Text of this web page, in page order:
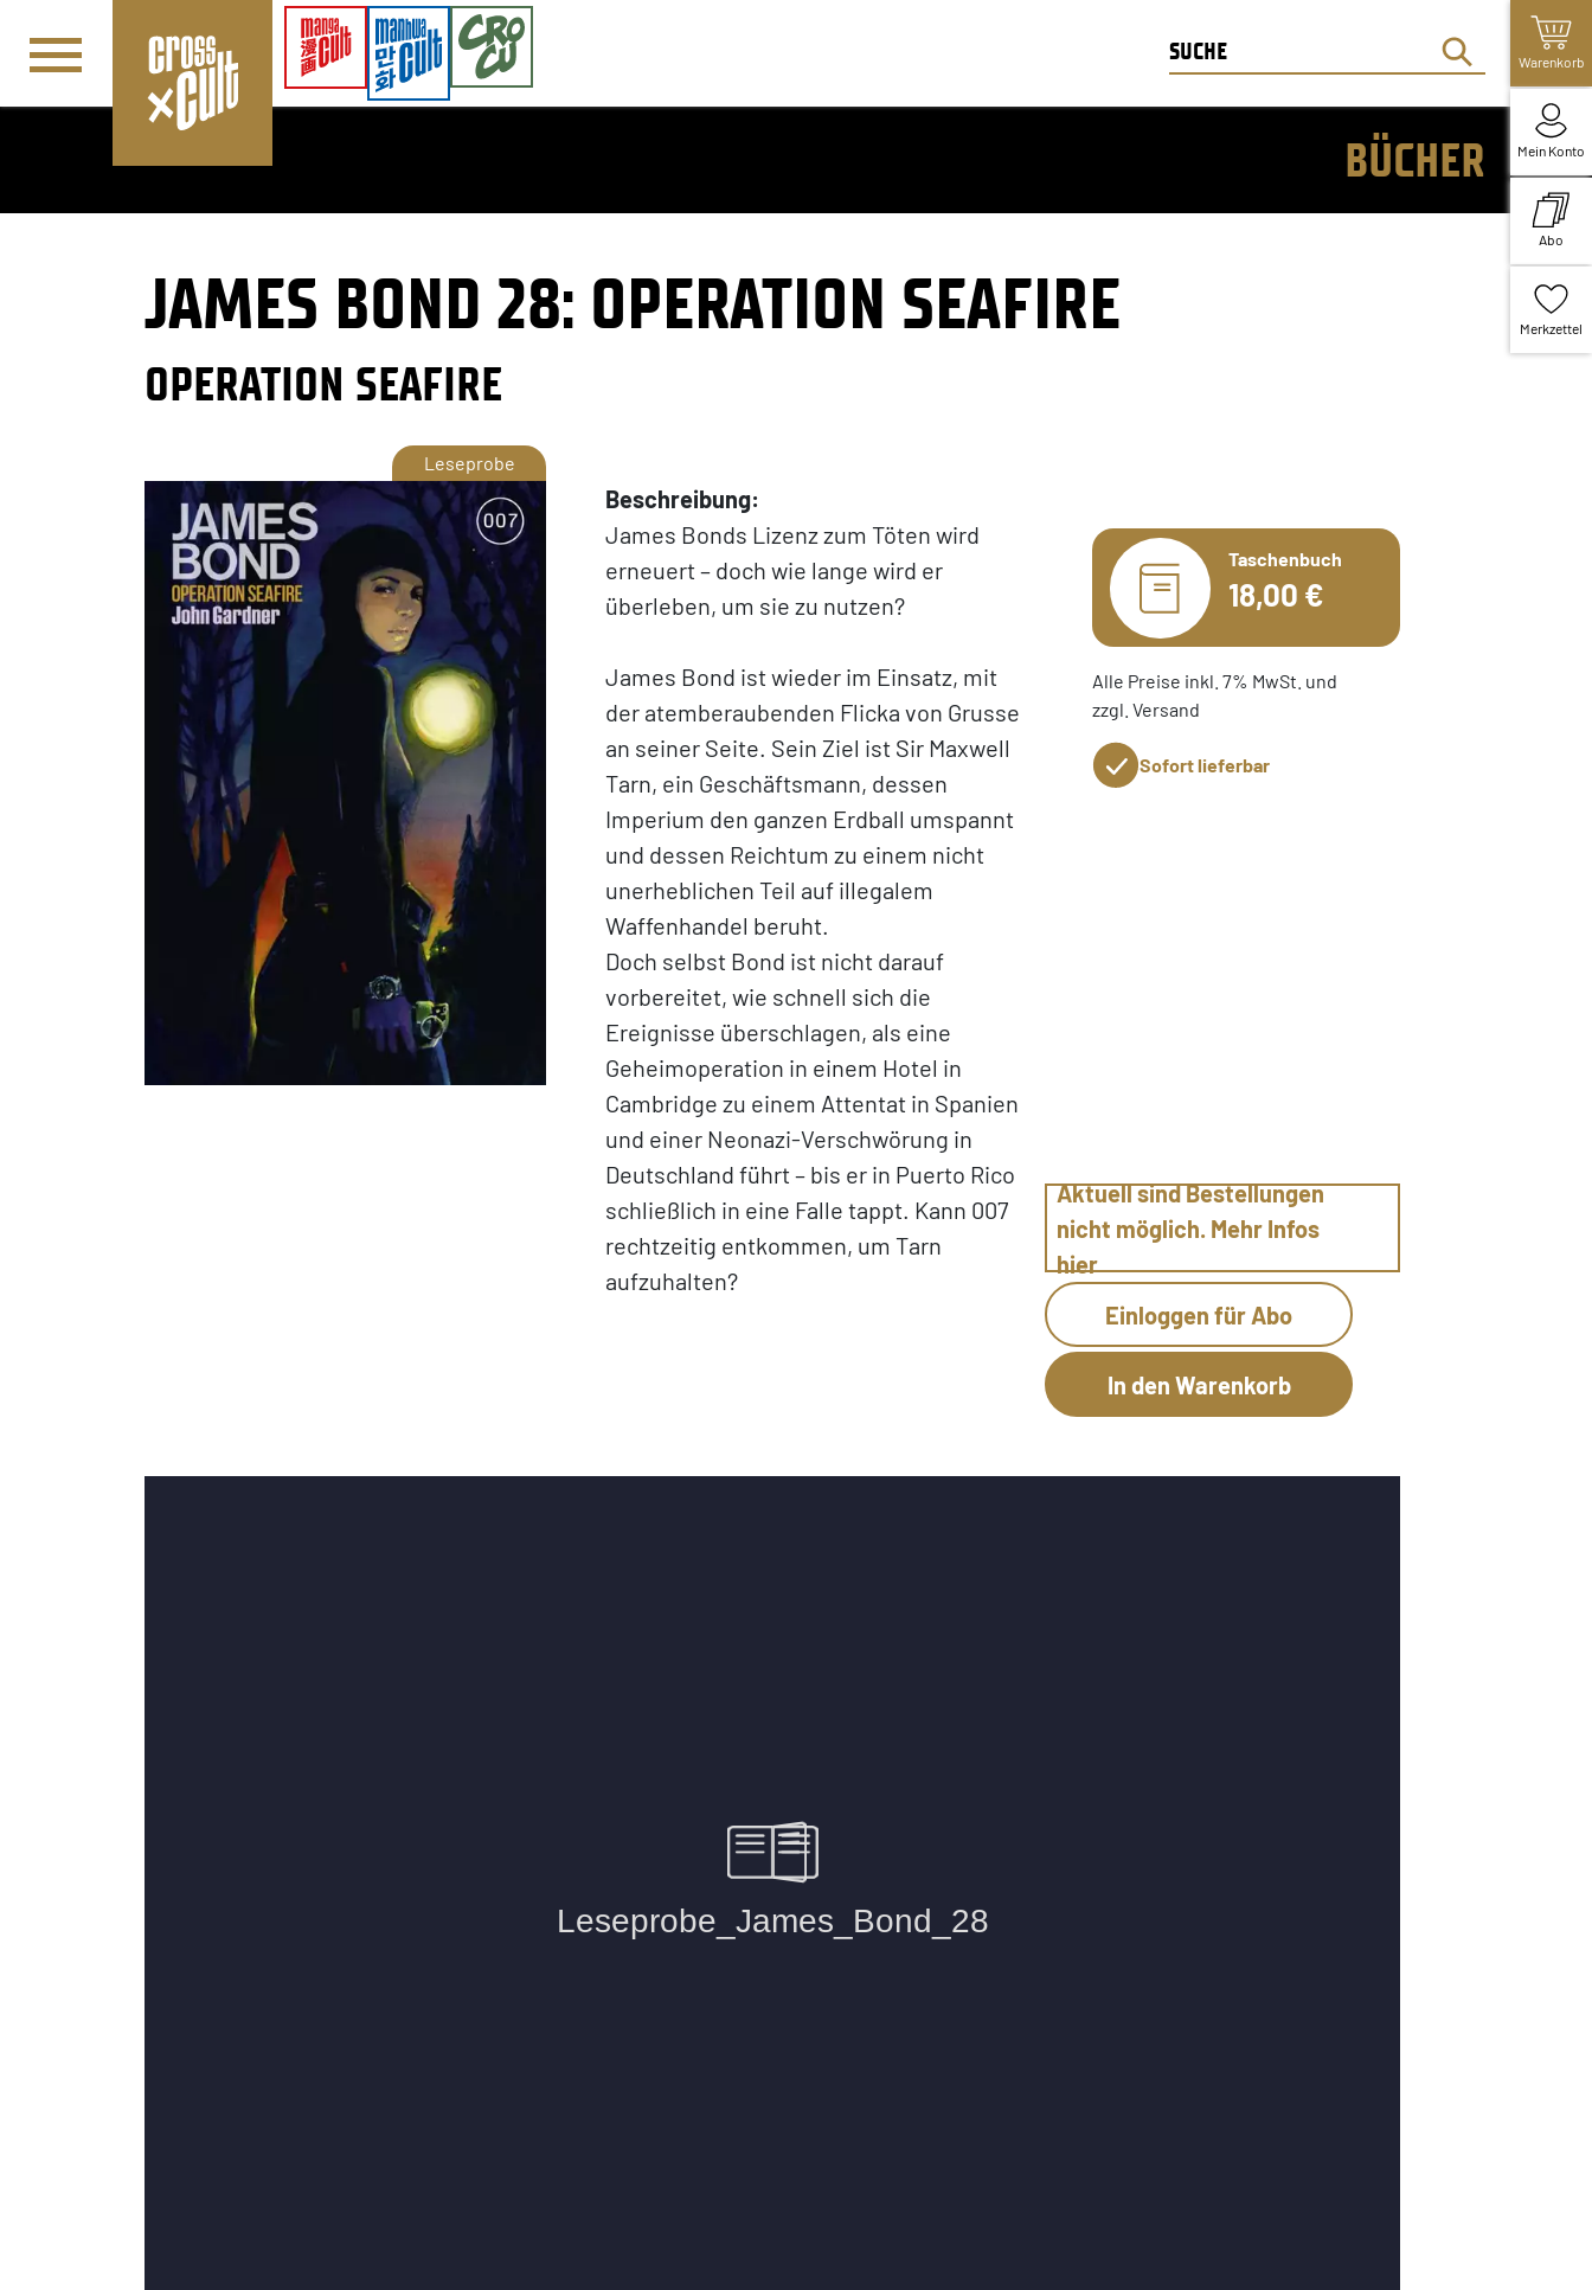
Warenkorb
Mein Konto
Abo
Merkzettel
BÜCHER
JAMES BOND 28: OPERATION SEAFIRE
OPERATION SEAFIRE
Leseprobe
Beschreibung:
James Bonds Lizenz zum Töten wird
erneuert – doch wie lange wird er
überleben, um sie zu nutzen?
James Bond ist wieder im Einsatz, mit
der atemberaubenden Flicka von Grusse
an seiner Seite. Sein Ziel ist Sir Maxwell
Tarn, ein Geschäftsmann, dessen
Imperium den ganzen Erdball umspannt
und dessen Reichtum zu einem nicht
unerheblichen Teil auf illegalem
Waffenhandel beruht.
Doch selbst Bond ist nicht darauf
vorbereitet, wie schnell sich die
Ereignisse überschlagen, als eine
Geheimoperation in einem Hotel in
Cambridge zu einem Attentat in Spanien
und einer Neonazi-Verschwörung in
Deutschland führt – bis er in Puerto Rico
schließlich in eine Falle tappt. Kann 007
rechtzeitig entkommen, um Tarn
aufzuhalten?
Taschenbuch
18,00 €
Alle Preise inkl. 7% MwSt. und
zzgl. Versand
Sofort lieferbar
Aktuell sind Bestellungen
nicht möglich. Mehr Infos
hier
Einloggen für Abo